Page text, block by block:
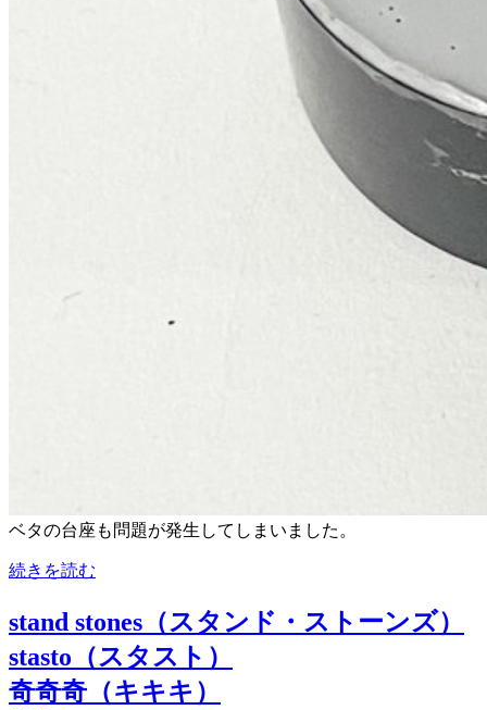
ベタの台座も問題が発生してしまいました。
続きを読む
stand stones（スタンド・ストーンズ）
stasto（スタスト）
奇奇奇（キキキ）